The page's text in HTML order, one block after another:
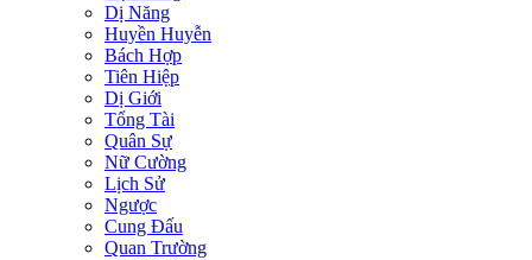
Dị Năng
Huyền Huyễn
Bách Hợp
Tiên Hiệp
Dị Giới
Tổng Tài
Quân Sự
Nữ Cường
Lịch Sử
Ngược
Cung Đấu
Quan Trường